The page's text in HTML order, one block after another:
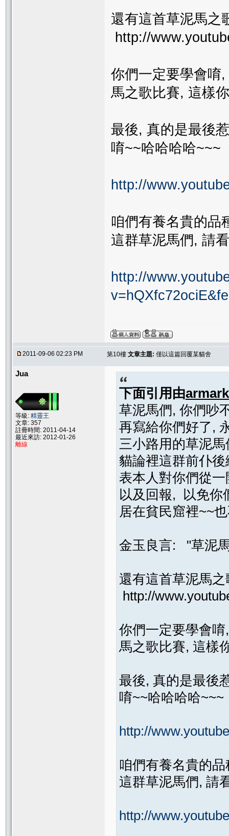
還有這首草泥馬之
http://
你們一定要學會唷
馬之歌比賽, 這樣
最後, 真的是最後
唷~~哈哈哈哈~~~
http://
咱們有養名貴的品
這群草泥馬們, 請
http://
2011-09-06 02:23 PM 第10樓 文章主題: 僅以這篇回覆某貓舍
Jua
等級: 精靈王
文章: 357
註冊時間: 2011-04-14
最近來訪: 2012-01-26
離線
下面引用由
草泥馬們, 你們吵
再寫給你們好了,
三小路用的草泥
貓論裡這群前仆
表本人對你們從
以及回報, 以免你
居在貧民窟裡~~
金玉良言: "草泥
還有這首草泥馬
http://
你們一定要學會
馬之歌比賽, 這樣
最後, 真的是最後
唷~~哈哈哈哈~~~
http://
咱們有養名貴的
這群草泥馬們, 請
http://